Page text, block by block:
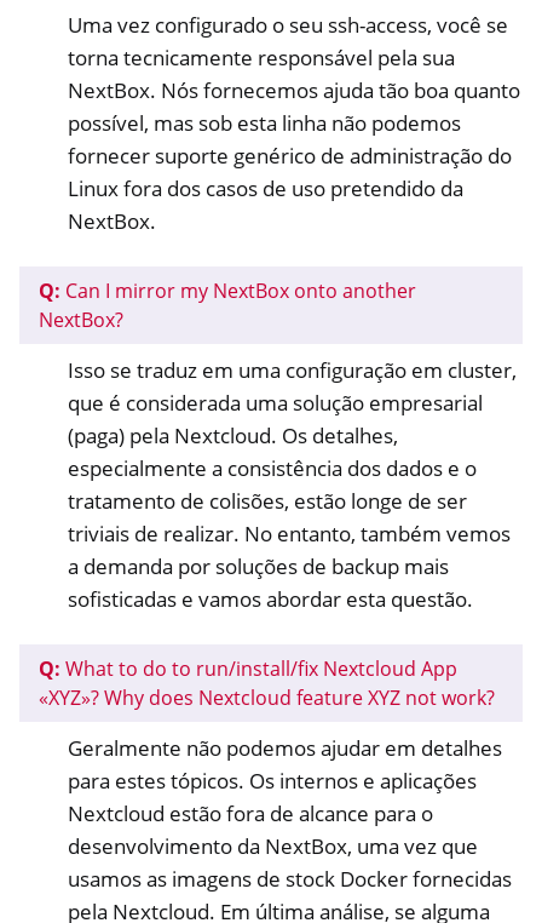
Uma vez configurado o seu ssh-access, você se
torna tecnicamente responsável pela sua
NextBox. Nós fornecemos ajuda tão boa quanto
possível, mas sob esta linha não podemos
fornecer suporte genérico de administração do
Linux fora dos casos de uso pretendido da
NextBox.
Q: Can I mirror my NextBox onto another
NextBox?
Isso se traduz em uma configuração em cluster,
que é considerada uma solução empresarial
(paga) pela Nextcloud. Os detalhes,
especialmente a consistência dos dados e o
tratamento de colisões, estão longe de ser
triviais de realizar. No entanto, também vemos
a demanda por soluções de backup mais
sofisticadas e vamos abordar esta questão.
Q: What to do to run/install/fix Nextcloud App
«XYZ»? Why does Nextcloud feature XYZ not work?
Geralmente não podemos ajudar em detalhes
para estes tópicos. Os internos e aplicações
Nextcloud estão fora de alcance para o
desenvolvimento da NextBox, uma vez que
usamos as imagens de stock Docker fornecidas
pela Nextcloud. Em última análise, se alguma